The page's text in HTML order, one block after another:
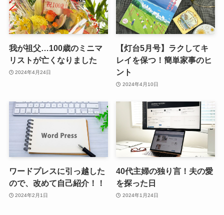
我が祖父…100歳のミニマ
リストが亡くなりました
2024年4月24日
【灯台5月号】ラクしてキ
レイを保つ！簡単家事のヒ
ント
2024年4月10日
ワードプレスに引っ越した
ので、改めて自己紹介！！
2024年2月1日
40代主婦の独り言！夫の愛
を探った日
2024年1月24日